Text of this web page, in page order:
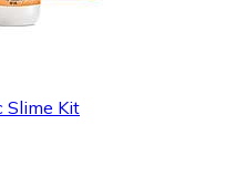
Slime Kit